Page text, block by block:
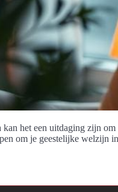
kan het een uitdaging zijn
om je geestelijke welzijn